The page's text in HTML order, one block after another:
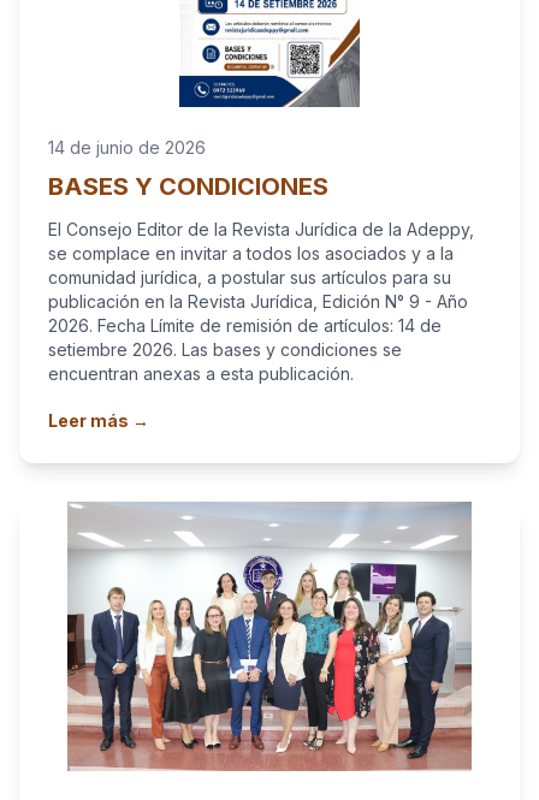
14 de junio de 2026
BASES Y CONDICIONES
El Consejo Editor de la Revista Jurídica de la Adeppy,
se complace en invitar a todos los asociados y a la
comunidad jurídica, a postular sus artículos para su
publicación en la Revista Jurídica, Edición N° 9 - Año
2026. Fecha Límite de remisión de artículos: 14 de
setiembre 2026. Las bases y condiciones se
encuentran anexas a esta publicación.
Leer más →